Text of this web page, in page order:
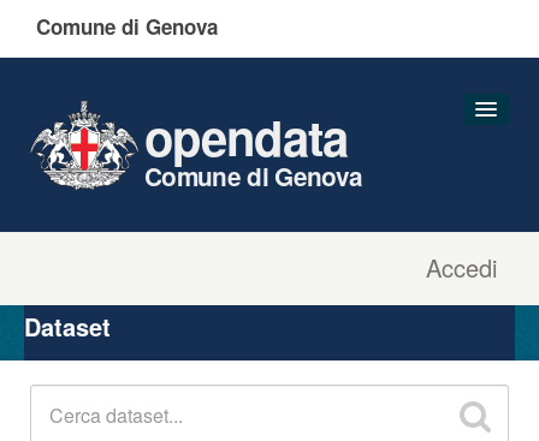
Comune di Genova
Accedi
opendata
Comune di Genova
Organizzazioni
Gruppi
Dataset